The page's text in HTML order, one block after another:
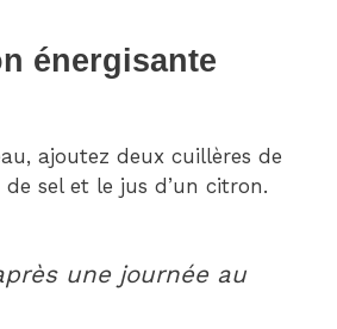
énergisante
ajoutez deux cuillères de
sel et le jus d’un citron.
une journée au